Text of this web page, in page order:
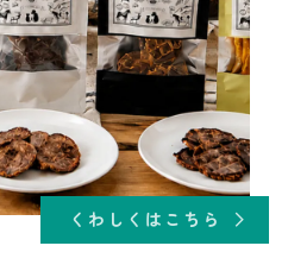
くわしくはこちら